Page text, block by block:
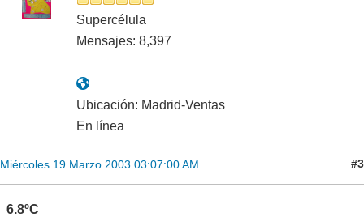
Supercélula
Mensajes: 8,397
Ubicación: Madrid-Ventas
En línea
Miércoles 19 Marzo 2003 03:07:00 AM #3
6.8ºC